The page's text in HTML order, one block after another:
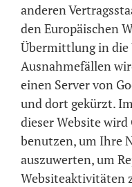
anderen
den Europäischen
Übermittlung in die
Ausnahmefällen
einen Server von
und dort gekürzt.
dieser Website
benutzen, um Ihre
auszuwerten, um
Websiteaktivitäten